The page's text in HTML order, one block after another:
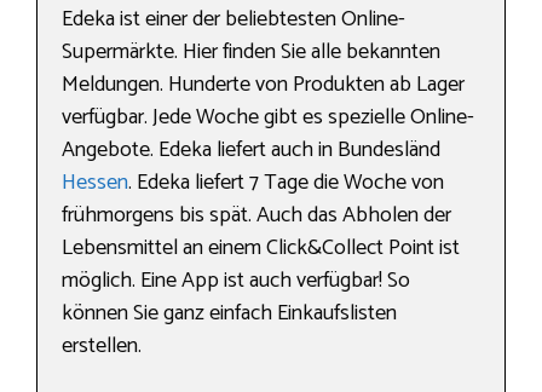
Edeka ist einer der beliebtesten Online-
Supermärkte. Hier finden Sie alle bekannten
Meldungen. Hunderte von Produkten ab Lager
verfügbar. Jede Woche gibt es spezielle Online-
Angebote. Edeka liefert auch in Bundesländ
Hessen. Edeka liefert 7 Tage die Woche von
frühmorgens bis spät. Auch das Abholen der
Lebensmittel an einem Click&Collect Point ist
möglich. Eine App ist auch verfügbar! So
können Sie ganz einfach Einkaufslisten
erstellen.